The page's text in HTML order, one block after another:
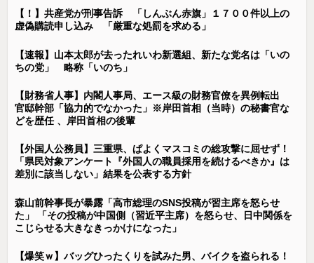
【！】共産党が刑事告訴 「しんぶん赤旗」１７００件以上の
虚偽購読申し込み 「厳重な処罰を求める」
【速報】山本太郎が去ったれいわ新選組、新たな党名は「いの
ちの党」 略称「いのち」
【財務省人事】内閣人事局、エース級の財務官僚を異例転出
官邸幹部「協力的でなかった」※岸田首相（当時）の秘書官な
どを歴任 、岸田首相の後輩
【外国人公務員】三重県、ぱよくマスコミの総攻撃に屈せず！
「県民対象アンケート『外国人の職員採用を続けるべきか』は
差別に該当しない」結果を公表する方針
森山前幹事長が暴露「高市総理のSNS投稿が習主席を怒らせ
た」 「その投稿が中国側（習近平主席）を怒らせ、日中関係を
こじらせる大きなきっかけになった」
【爆笑ｗ】バッグひったくりを試みた男、バイクを盗られる！